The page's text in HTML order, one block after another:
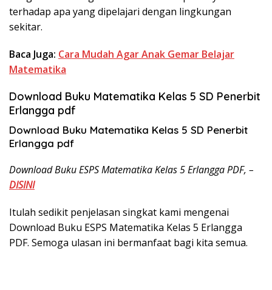
terhadap apa yang dipelajari dengan lingkungan
sekitar.
Baca Juga: Cara Mudah Agar Anak Gemar Belajar
Matematika
Download Buku Matematika Kelas 5 SD Penerbit
Erlangga pdf
Download Buku Matematika Kelas 5 SD Penerbit
Erlangga pdf
Download Buku ESPS Matematika Kelas 5 Erlangga PDF, –
DISINI
Itulah sedikit penjelasan singkat kami mengenai
Download Buku ESPS Matematika Kelas 5 Erlangga
PDF. Semoga ulasan ini bermanfaat bagi kita semua.